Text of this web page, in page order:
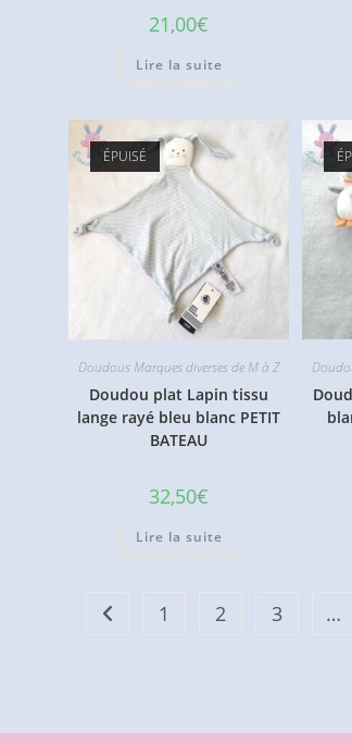
21,00€
Lire la suite
ÉPUISÉ
Doudous Marques diverses de M à Z
Doudou plat Lapin tissu
lange rayé bleu blanc PETIT
BATEAU
32,50€
Lire la suite
1 2 3 …